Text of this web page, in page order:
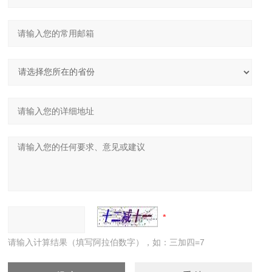
请输入计算结果（填写阿拉伯数字），如：三加四=7